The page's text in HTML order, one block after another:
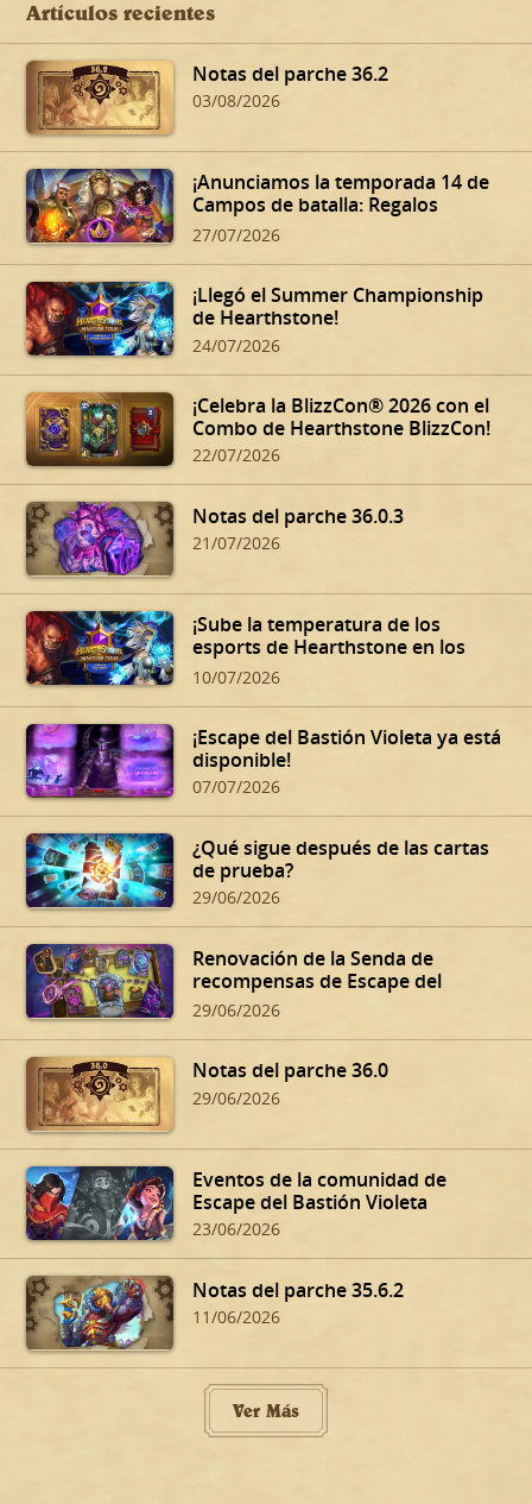
Artículos recientes
Notas del parche 36.2
03/08/2026
¡Anunciamos la temporada 14 de
Campos de batalla: Regalos
oscuros de Dalaran!
27/07/2026
¡Llegó el Summer Championship
de Hearthstone!
24/07/2026
¡Celebra la BlizzCon® 2026 con el
Combo de Hearthstone BlizzCon!
22/07/2026
Notas del parche 36.0.3
21/07/2026
¡Sube la temperatura de los
esports de Hearthstone en los
Summer Playoffs!
10/07/2026
¡Escape del Bastión Violeta ya está
disponible!
07/07/2026
¿Qué sigue después de las cartas
de prueba?
29/06/2026
Renovación de la Senda de
recompensas de Escape del
Bastión Violeta
29/06/2026
Notas del parche 36.0
29/06/2026
Eventos de la comunidad de
Escape del Bastión Violeta
23/06/2026
Notas del parche 35.6.2
11/06/2026
Ver Más